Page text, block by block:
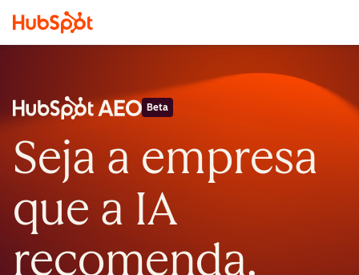
Beta
Seja a empresa
que a IA
recomenda.